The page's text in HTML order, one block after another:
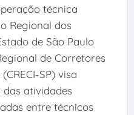
técnica
Regional dos
de São Paulo
de Corretores
SP) visa
atividades
entre técnicos